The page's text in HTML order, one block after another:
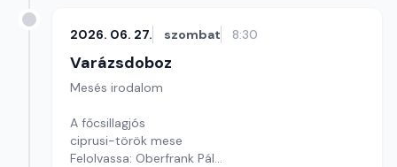
2026. 06. 27. szombat 8:30
Varázsdoboz
Mesés irodalom
A főcsillagjós
ciprusi-török mese
Felolvassa: Oberfrank Pál